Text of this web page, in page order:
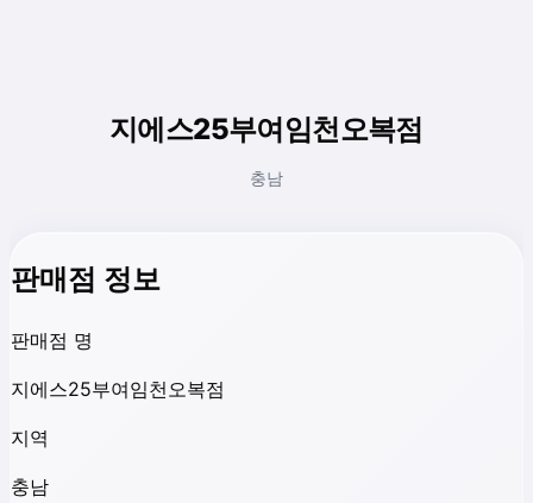
지에스25부여임천오복점
충남
판매점 정보
판매점 명
지에스25부여임천오복점
지역
충남